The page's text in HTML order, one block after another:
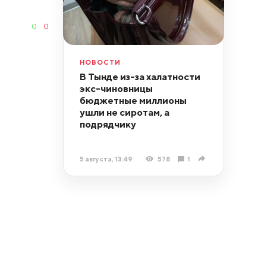
0 0
НОВОСТИ
В Тынде из-за халатности
экс-чиновницы
бюджетные миллионы
ушли не сиротам, а
подрядчику
5 августа, 13:49 578 1